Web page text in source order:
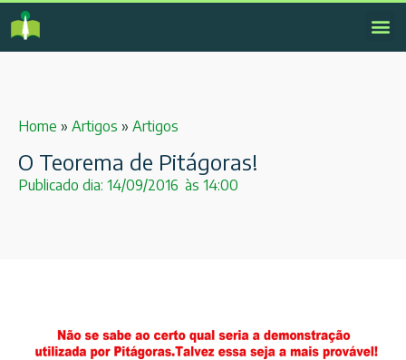
Home » Artigos » Artigos
O Teorema de Pitágoras!
Publicado dia: 14/09/2016 às 14:00